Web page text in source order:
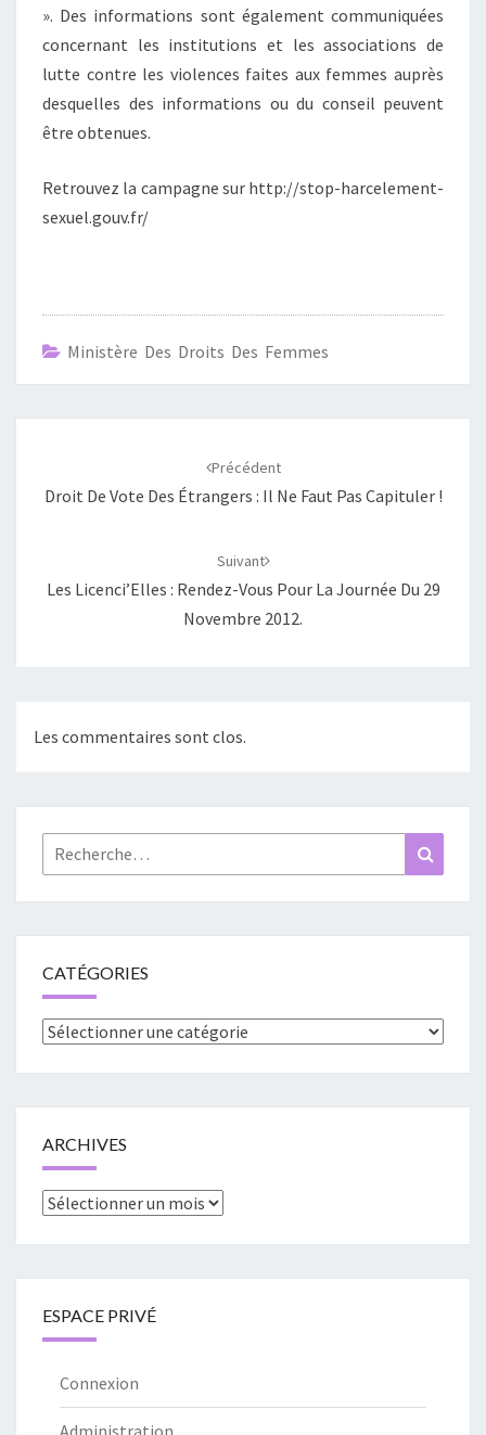
». Des informations sont également communiquées
concernant les institutions et les associations de
lutte contre les violences faites aux femmes auprès
desquelles des informations ou du conseil peuvent
être obtenues.
Retrouvez la campagne sur http://stop-harcelement-
sexuel.gouv.fr/
Ministère Des Droits Des Femmes
Précédent
Droit De Vote Des Étrangers : Il Ne Faut Pas Capituler !
Suivant
Les Licenci’Elles : Rendez-Vous Pour La Journée Du 29
Novembre 2012.
Les commentaires sont clos.
Rechercher :
CATÉGORIES
Catégories
ARCHIVES
Archives
ESPACE PRIVÉ
Connexion